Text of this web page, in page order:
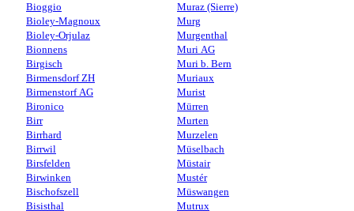
Bioggio
Bioley-Magnoux
Bioley-Orjulaz
Bionnens
Birgisch
Birmensdorf ZH
Birmenstorf AG
Bironico
Birr
Birrhard
Birrwil
Birsfelden
Birwinken
Bischofszell
Bisisthal
Muraz (Sierre)
Murg
Murgenthal
Muri AG
Muri b. Bern
Muriaux
Murist
Mürren
Murten
Murzelen
Müselbach
Müstair
Mustér
Müswangen
Mutrux